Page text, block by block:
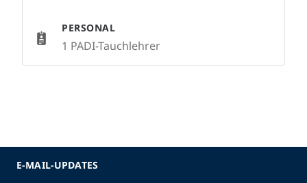
PERSONAL
1 PADI-Tauchlehrer
E-MAIL-UPDATES